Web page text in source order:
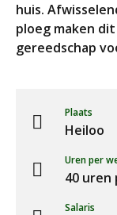
huis.
ploeg maken
gereedschap
Plaats
Heiloo
Uren per
40 uren
Salaris